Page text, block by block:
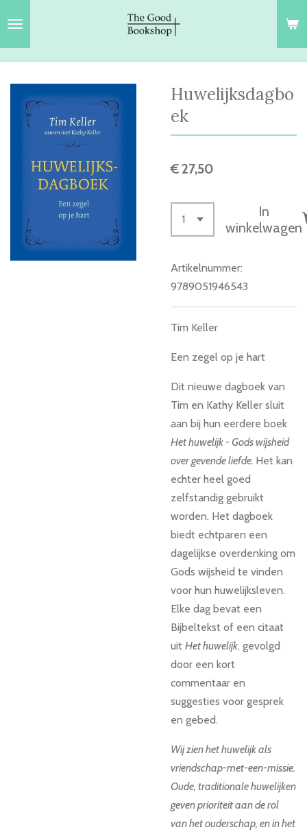
Huwelijksdagbo
ek
€ 27,50
In
winkelwagen
Artikelnummer:
9789051946543
Tim Keller
Een zegel op je hart
Dit nieuwe dagboek van
Tim en Kathy Keller sluit
aan bij hun eerdere boek
Het huwelijk - Gods wijsheid
over gevende liefde. Het kan
echter heel goed
zelfstandig gebruikt
worden. Het dagboek
biedt echtparen een
dagelijkse overdenking om
Gods wijsheid te vinden
voor hun huwelijksleven.
Elke dag bevat een
Bijbeltekst of een citaat
uit Het huwelijk, gevolgd
door een kort
commentaar en
suggesties voor gesprek
en gebed.
Wij zien het huwelijk als
vriendschap-met-een-missie.
Oude, traditionale huwelijken
geven prioriteit aan de rol
van het ouderschap, en in het